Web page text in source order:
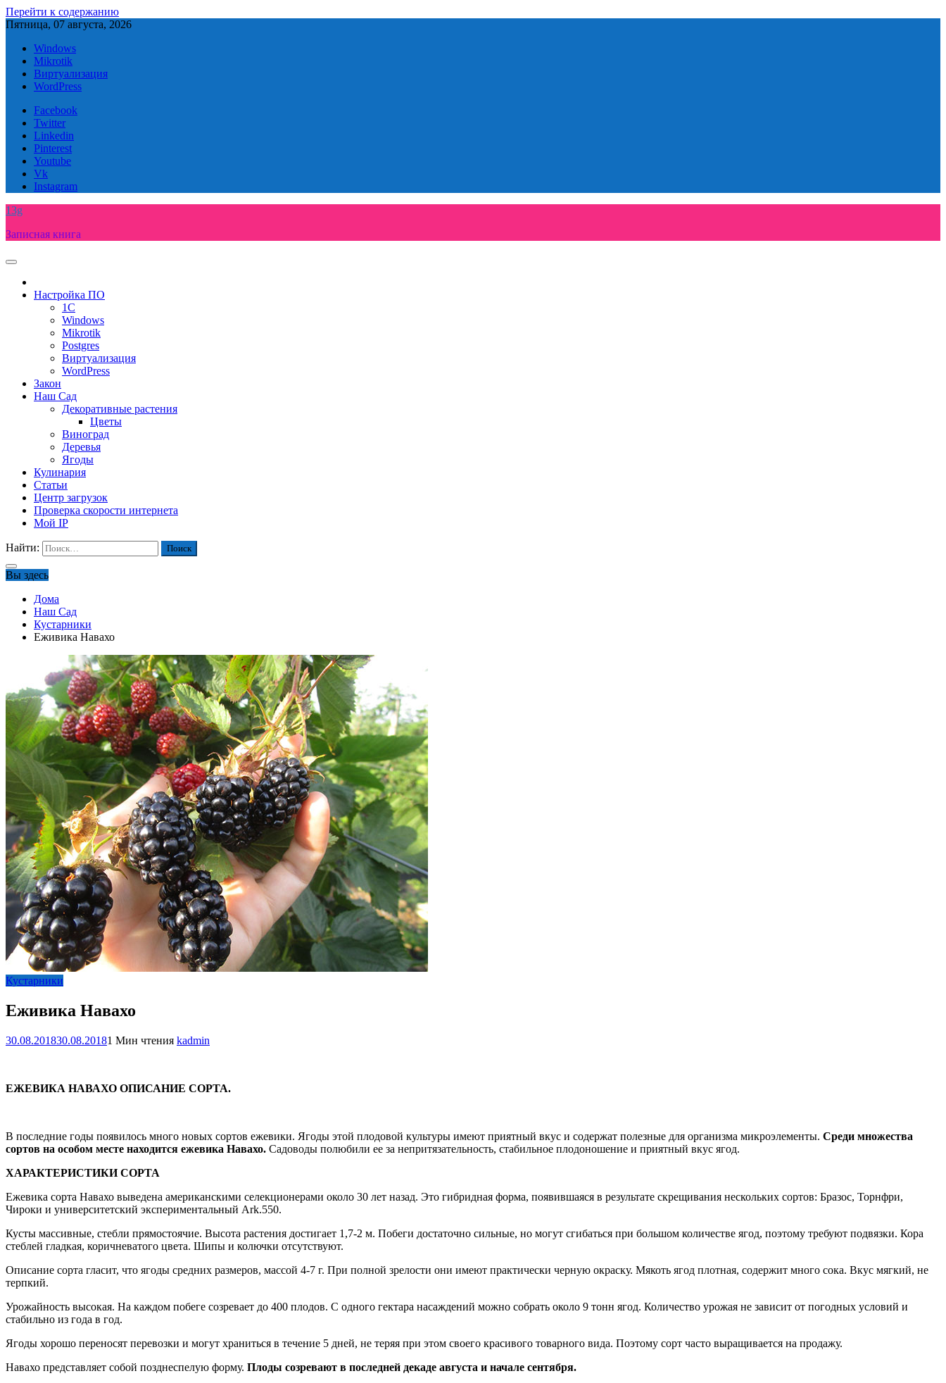
Перейти к содержанию
Пятница, 07 августа, 2026
Windows
Mikrotik
Виртуализация
WordPress
Facebook
Twitter
Linkedin
Pinterest
Youtube
Vk
Instagram
13g
Записная книга
Настройка ПО
1C
Windows
Mikrotik
Postgres
Виртуализация
WordPress
Закон
Наш Сад
Декоративные растения
Цветы
Виноград
Деревья
Ягоды
Кулинария
Статьи
Центр загрузок
Проверка скорости интернета
Мой IP
Найти:
Вы здесь
Дома
Наш Сад
Кустарники
Еживика Навахо
Кустарники
Еживика Навахо
30.08.201830.08.20181 Мин чтения kadmin
ЕЖЕВИКА НАВАХО ОПИСАНИЕ СОРТА.
В последние годы появилось много новых сортов ежевики. Ягоды этой плодовой культуры имеют приятный вкус и содержат полезные для организма микроэлементы. Среди множества
сортов на особом месте находится ежевика Навахо. Садоводы полюбили ее за непритязательность, стабильное плодоношение и приятный вкус ягод.
ХАРАКТЕРИСТИКИ СОРТА
Ежевика сорта Навахо выведена американскими селекционерами около 30 лет назад. Это гибридная форма, появившаяся в результате скрещивания нескольких сортов: Бразос, Торнфри,
Чироки и университетский экспериментальный Ark.550.
Кусты массивные, стебли прямостоячие. Высота растения достигает 1,7-2 м. Побеги достаточно сильные, но могут сгибаться при большом количестве ягод, поэтому требуют подвязки. Кора
стеблей гладкая, коричневатого цвета. Шипы и колючки отсутствуют.
Описание сорта гласит, что ягоды средних размеров, массой 4-7 г. При полной зрелости они имеют практически черную окраску. Мякоть ягод плотная, содержит много сока. Вкус мягкий, не
терпкий.
Урожайность высокая. На каждом побеге созревает до 400 плодов. С одного гектара насаждений можно собрать около 9 тонн ягод. Количество урожая не зависит от погодных условий и
стабильно из года в год.
Ягоды хорошо переносят перевозки и могут храниться в течение 5 дней, не теряя при этом своего красивого товарного вида. Поэтому сорт часто выращивается на продажу.
Навахо представляет собой позднеспелую форму. Плоды созревают в последней декаде августа и начале сентября.